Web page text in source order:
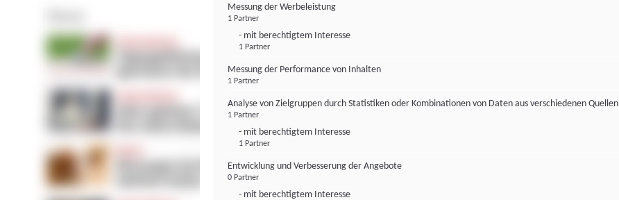
Messung der Werbeleistung
1 Partner
- mit berechtigtem Interesse
1 Partner
Messung der Performance von Inhalten
1 Partner
Analyse von Zielgruppen durch Statistiken oder Kombinationen von Daten aus verschiedenen Quellen
1 Partner
- mit berechtigtem Interesse
1 Partner
Entwicklung und Verbesserung der Angebote
0 Partner
- mit berechtigtem Interesse